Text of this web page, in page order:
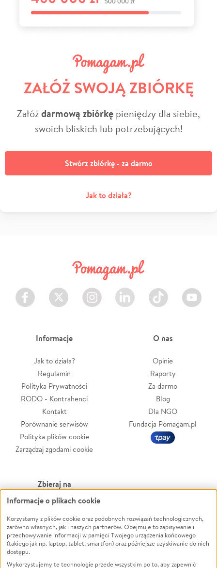
ZAŁÓŻ SWOJĄ ZBIÓRKĘ
Załóżdarmową zbiórkę pieniędzy dla siebie,
swoich bliskich lub potrzebujących!
Stwórz zbiórkę - za darmo
Jak to działa?
Facebook Twitter Instagram LinkedIn TikTok Youtube
Informacje
Jak to działa?
Regulamin
Polityka Prywatności
RODO - Kontrahenci
Kontakt
Porównanie serwisów
Polityka plików cookie
Zarządzaj zgodami cookie
O nas
Opinie
Raporty
Za darmo
Blog
Dla NGO
Fundacja Pomagam.pl
Zbieraj na
Leczenie
Zwierzęta
Pożar
Ukraina
Powódź
Wichura
NGO
Informacje o plikach cookie
Korzystamy z plików cookie oraz podobnych rozwiązań technologicznych,
zarówno własnych, jak i naszych partnerów. Obejmuje to zapisywanie i
przechowywanie informacji w pamięci Twojego urządzenia końcowego
(takiego jak np. laptop, tablet, smartfon) oraz późniejsze uzyskiwanie do nich
dostępu.
Wykorzystujemy te technologie przede wszystkim po to, aby zapewnić